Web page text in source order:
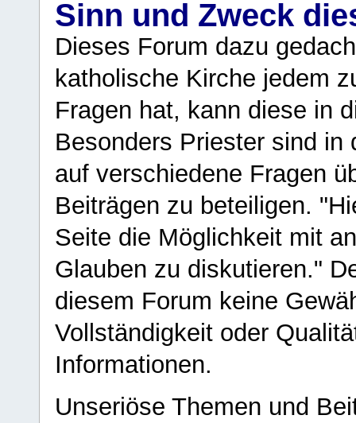
Sinn und Zweck
Dieses Forum dazu
katholische Kirche jedem
Fragen hat, kann diese in
Besonders Priester sind in
auf verschiedene Fragen
Beiträgen zu beteiligen.
Seite die Möglichkeit mit
Glauben zu diskutieren."
diesem Forum keine
Vollständigkeit oder
Informationen.
Unseriöse Themen und